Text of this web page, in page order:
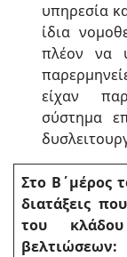
υπηρεσία
ίδια
πλέον να
είχαν
σύστημα
Στο Β΄μέρος
διατάξεις
του
βελτιώσεων: